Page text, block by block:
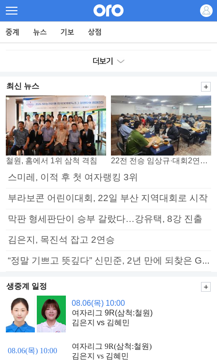
최신 뉴스
철원, 홈에서 1위 삼척 격침 22전 전승 임상규·대회2연패 노리는 김다빈…왕중왕전 16강 7일부터
스미레, 이적 후 첫 여자랭킹 3위
부라보콘 어린이대회, 22일 부산 지역대회로 시작
막판 형세판단이 승부 갈랐다…강유택, 8강 진출
김은지, 목진석 잡고 2연승
“정말 기쁘고 뜻깊다” 신민준, 2년 만에 되찾은 GS칼텍스배 정상
생중계 일정
08.06(목) 10:00
여자리그 9R(삼척:철원)
김은지 vs 김혜민
08.06(목) 10:00
여자리그 9R(삼척:철원)
김은지 vs 김혜민